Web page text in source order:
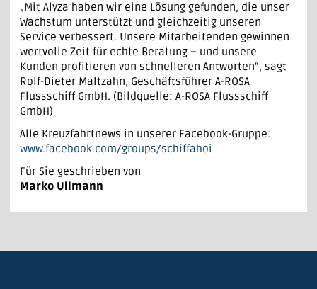
„Mit Alyza haben wir eine Lösung gefunden, die unser
Wachstum unterstützt und gleichzeitig unseren
Service verbessert. Unsere Mitarbeitenden gewinnen
wertvolle Zeit für echte Beratung – und unsere
Kunden profitieren von schnelleren Antworten“, sagt
Rolf-Dieter Maltzahn, Geschäftsführer A-ROSA
Flussschiff GmbH. (Bildquelle: A-ROSA Flussschiff
GmbH)
Alle Kreuzfahrtnews in unserer Facebook-Gruppe:
www.facebook.com/groups/schiffahoi
Für Sie geschrieben von
Marko Ullmann